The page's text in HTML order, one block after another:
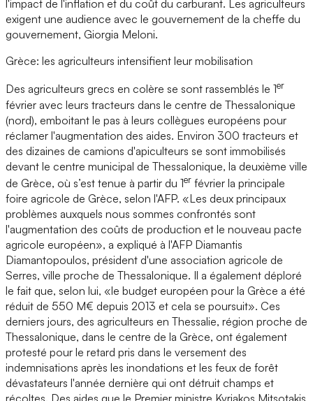
l'impact de l'inflation et du coût du carburant. Les agriculteurs
exigent une audience avec le gouvernement de la cheffe du
gouvernement, Giorgia Meloni.
Grèce: les agriculteurs intensifient leur mobilisation
Des agriculteurs grecs en colère se sont rassemblés le 1er
février avec leurs tracteurs dans le centre de Thessalonique
(nord), emboitant le pas à leurs collègues européens pour
réclamer l'augmentation des aides. Environ 300 tracteurs et
des dizaines de camions d'apiculteurs se sont immobilisés
devant le centre municipal de Thessalonique, la deuxième ville
de Grèce, où s’est tenue à partir du 1er février la principale
foire agricole de Grèce, selon l'AFP. «Les deux principaux
problèmes auxquels nous sommes confrontés sont
l'augmentation des coûts de production et le nouveau pacte
agricole européen», a expliqué à l'AFP Diamantis
Diamantopoulos, président d'une association agricole de
Serres, ville proche de Thessalonique. Il a également déploré
le fait que, selon lui, «le budget européen pour la Grèce a été
réduit de 550 M€ depuis 2013 et cela se poursuit». Ces
derniers jours, des agriculteurs en Thessalie, région proche de
Thessalonique, dans le centre de la Grèce, ont également
protesté pour le retard pris dans le versement des
indemnisations après les inondations et les feux de forêt
dévastateurs l'année dernière qui ont détruit champs et
récoltes. Des aides que le Premier ministre Kyriakos Mitsotakis